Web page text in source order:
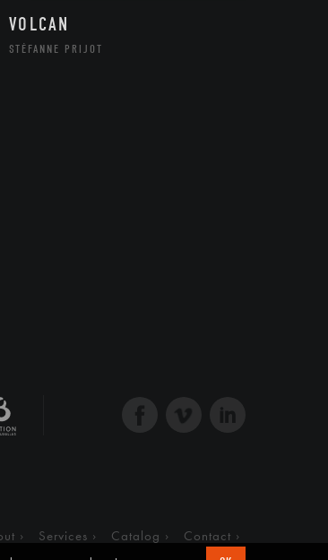
VOLCAN
STÉFANNE PRIJOT
Services Catalog Contact